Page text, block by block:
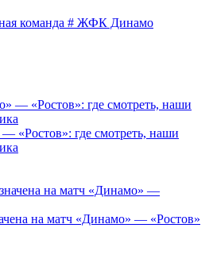
команда # ЖФК Динамо
«Ростов»: где смотреть, наши
на матч «Динамо» — «Ростов»